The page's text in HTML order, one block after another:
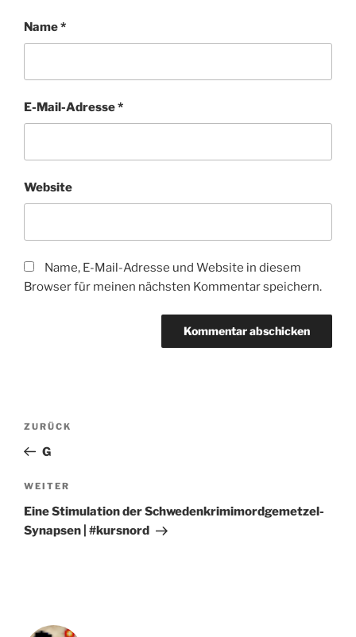
Name*
E-Mail-Adresse*
Website
Name, E-Mail-Adresse und Website in diesem
Browser für meinen nächsten Kommentar speichern.
Beitragsnavigation
Vorheriger
Beitrag
ZURÜCK
G
Nächster
Beitrag
WEITER
Eine Stimulation der Schwedenkrimimordgemetzel-
Synapsen | #kursnord